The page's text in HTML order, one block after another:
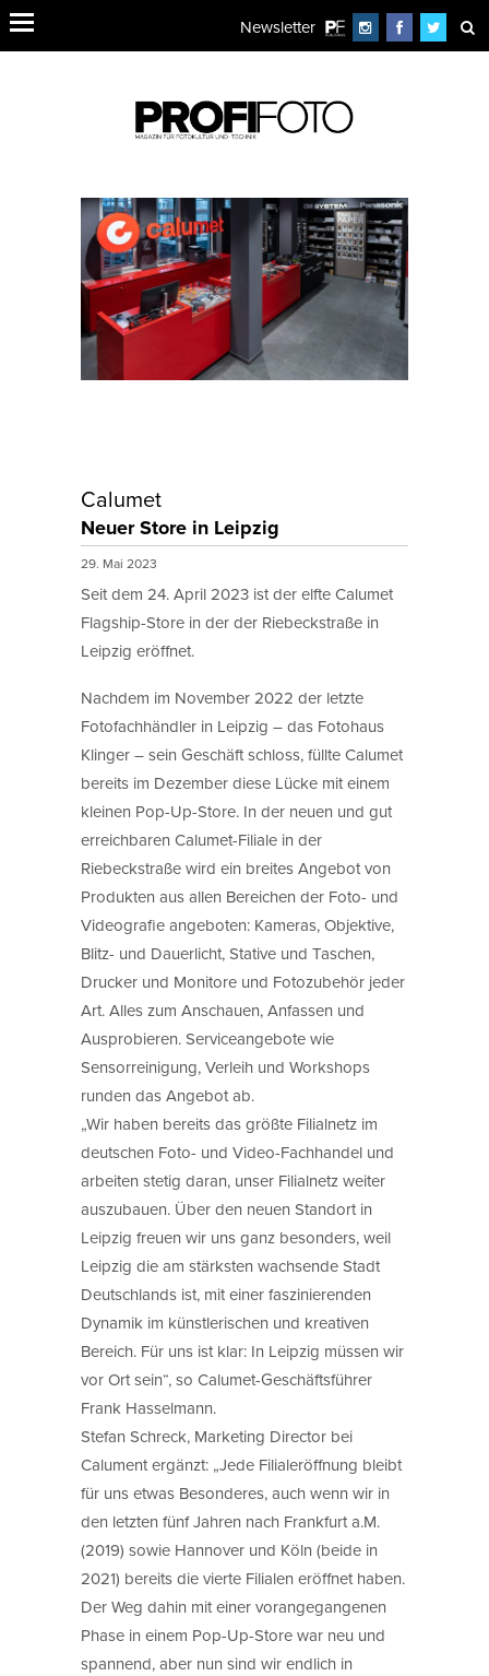
Newsletter
Calumet
Neuer Store in Leipzig
29. Mai 2023
Seit dem 24. April 2023 ist der elfte Calumet
Flagship-Store in der der Riebeckstraße in
Leipzig eröffnet.
Nachdem im November 2022 der letzte
Fotofachhändler in Leipzig – das Fotohaus
Klinger – sein Geschäft schloss, füllte Calumet
bereits im Dezember diese Lücke mit einem
kleinen Pop-Up-Store. In der neuen und gut
erreichbaren Calumet-Filiale in der
Riebeckstraße wird ein breites Angebot von
Produkten aus allen Bereichen der Foto- und
Videografie angeboten: Kameras, Objektive,
Blitz- und Dauerlicht, Stative und Taschen,
Drucker und Monitore und Fotozubehör jeder
Art. Alles zum Anschauen, Anfassen und
Ausprobieren. Serviceangebote wie
Sensorreinigung, Verleih und Workshops
runden das Angebot ab.
„Wir haben bereits das größte Filialnetz im
deutschen Foto- und Video-Fachhandel und
arbeiten stetig daran, unser Filialnetz weiter
auszubauen. Über den neuen Standort in
Leipzig freuen wir uns ganz besonders, weil
Leipzig die am stärksten wachsende Stadt
Deutschlands ist, mit einer faszinierenden
Dynamik im künstlerischen und kreativen
Bereich. Für uns ist klar: In Leipzig müssen wir
vor Ort sein“, so Calumet-Geschäftsführer
Frank Hasselmann.
Stefan Schreck, Marketing Director bei
Calument ergänzt: „Jede Filialeröffnung bleibt
für uns etwas Besonderes, auch wenn wir in
den letzten fünf Jahren nach Frankfurt a.M.
(2019) sowie Hannover und Köln (beide in
2021) bereits die vierte Filialen eröffnet haben.
Der Weg dahin mit einer vorangegangenen
Phase in einem Pop-Up-Store war neu und
spannend, aber nun sind wir endlich in